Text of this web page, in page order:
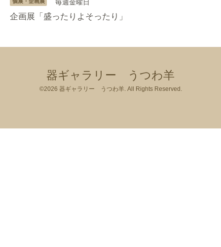
毎週金曜日
企画展「盛ったりよそったり」
器ギャラリー うつわ羊
©2026 器ギャラリー うつわ羊. All Rights Reserved.